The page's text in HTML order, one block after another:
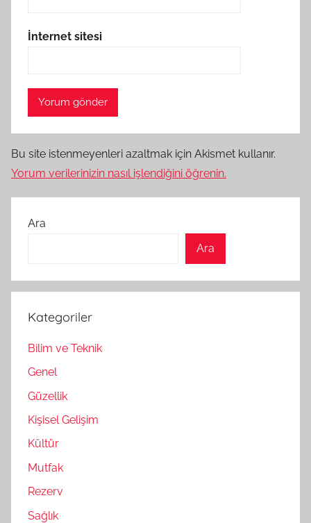
İnternet sitesi
Bu site istenmeyenleri azaltmak için Akismet kullanır.
Yorum verilerinizin nasıl işlendiğini öğrenin.
Ara
Ara
Kategoriler
Bilim ve Teknik
Genel
Güzellik
Kişisel Gelişim
Kültür
Mutfak
Rezerv
Sağlık